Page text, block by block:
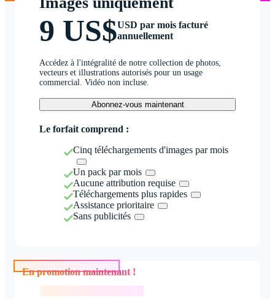
9 US$USD par mois facturé
annuellement
Accédez à l'intégralité de notre collection de photos,
vecteurs et illustrations autorisés pour un usage
commercial. Vidéo non incluse.
Abonnez-vous maintenant
Le forfait comprend :
Cinq téléchargements d'images par mois
Un pack par mois
Aucune attribution requise
Téléchargements plus rapides
Assistance prioritaire
Sans publicités
En promotion maintenant !